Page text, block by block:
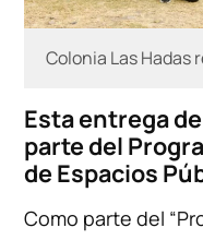
Colonia Las
Esta entrega
parte del
de Espacios
Como parte del